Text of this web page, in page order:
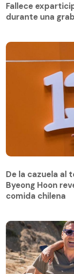
Fallece
durante una
De la cazuela al
Byeong Hoon
comida chilena